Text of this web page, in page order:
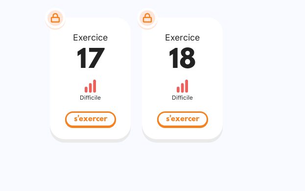
Exercice
17
Difficile
s'exercer
Exercice
18
Difficile
s'exercer